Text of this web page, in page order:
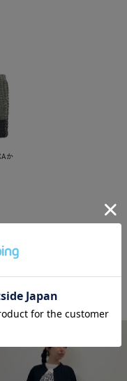
か
ディネート